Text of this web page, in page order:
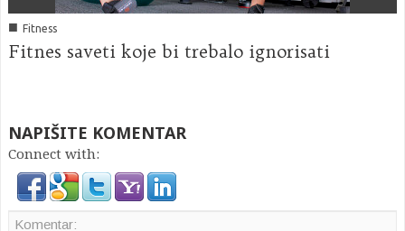
■ Fitness
Fitnes saveti koje bi trebalo ignorisati
NAPIŠITE KOMENTAR
Connect with: